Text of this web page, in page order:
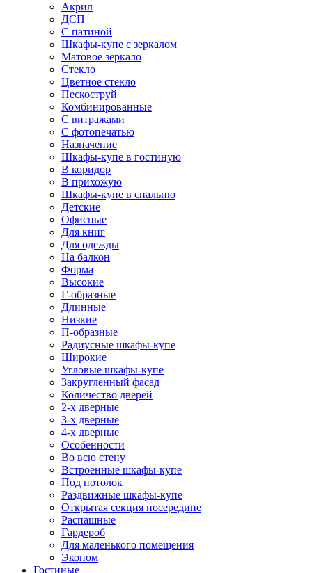
Акрил
ДСП
С патиной
Шкафы-купе с зеркалом
Матовое зеркало
Стекло
Цветное стекло
Пескоструй
Комбинированные
С витражами
С фотопечатью
Назначение
Шкафы-купе в гостиную
В коридор
В прихожую
Шкафы-купе в спальню
Детские
Офисные
Для книг
Для одежды
На балкон
Форма
Высокие
Г-образные
Длинные
Низкие
П-образные
Радиусные шкафы-купе
Широкие
Угловые шкафы-купе
Закругленный фасад
Количество дверей
2-х дверные
3-х дверные
4-х дверные
Особенности
Во всю стену
Встроенные шкафы-купе
Под потолок
Раздвижные шкафы-купе
Открытая секция посередине
Распашные
Гардероб
Для маленького помещения
Эконом
Гостиные